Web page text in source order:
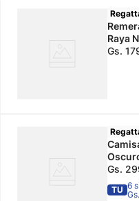
Raya
Gs.
Gs.
TU 6